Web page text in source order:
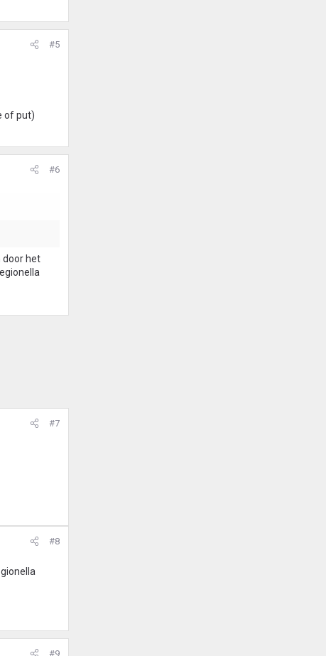
#5
of put)
#6
door het
#7
#8
#9